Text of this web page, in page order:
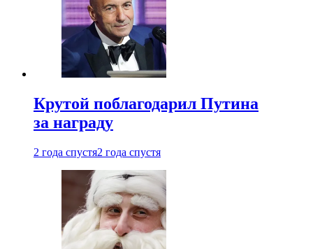
Крутой поблагодарил Путина
за награду
2 года спустя2 года спустя